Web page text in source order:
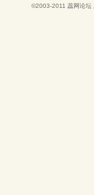
©2003-2011 蕊网论坛